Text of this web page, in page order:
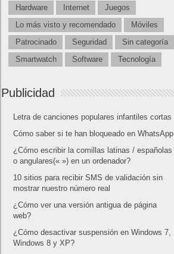
Hardware
Internet
Juegos
Lo más visto y recomendado
Móviles
Patrocinado
Seguridad
Sin categoría
Smartwatch
Software Tecnología
Publicidad
Letra de canciones populares infantiles cortas
Cómo saber si te han bloqueado en WhatsApp
¿Cómo escribir la comillas latinas / españolas
o angulares(« ») en un ordenador?
10 sitios para recibir SMS de validación sin
mostrar nuestro número real
¿Cómo ver una versión antigua de página
web?
¿Cómo desactivar suspensión en Windows 7,
Windows 8 y XP?